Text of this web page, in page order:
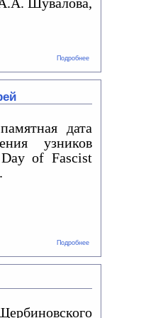
Подробнеео
дата
узников
of Fascist
Подробнеео
день
фашистских